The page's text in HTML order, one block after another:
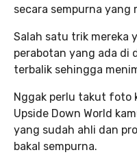
secara sempurna
Salah satu trik mereka
perabotan yang ada di
terbalik sehingga
Nggak perlu takut foto
Upside Down World
yang sudah ahli dan
bakal sempurna.